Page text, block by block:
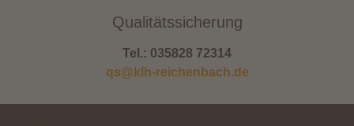
Qualitätssicherung
Tel.: 035828 72314
qs@klh-reichenbach.de